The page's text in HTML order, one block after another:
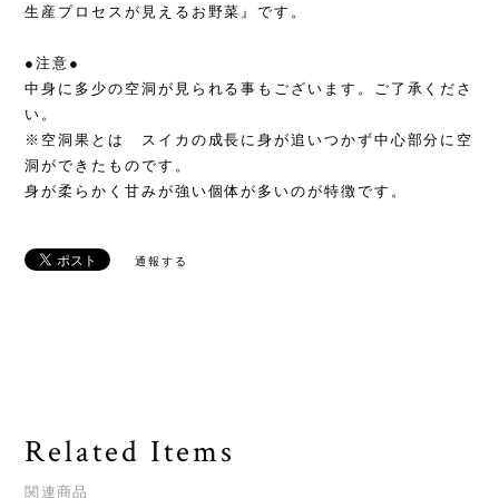
生産プロセスが見えるお野菜』です。
●注意●
中身に多少の空洞が見られる事もございます。ご了承くださ
い。
※空洞果とは スイカの成長に身が追いつかず中心部分に空
洞ができたものです。
身が柔らかく甘みが強い個体が多いのが特徴です。
通報する
Related Items
関連商品